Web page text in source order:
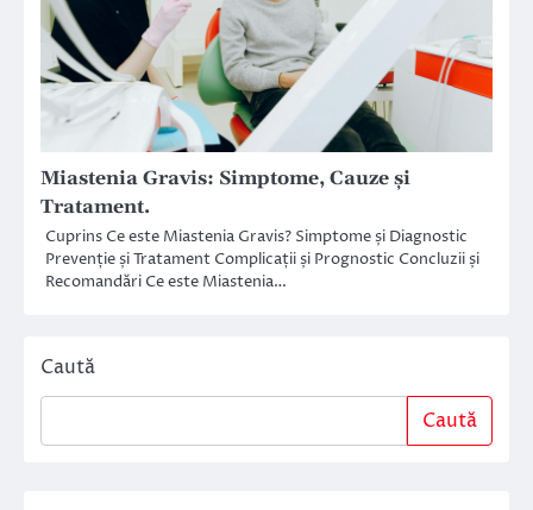
Miastenia Gravis: Simptome, Cauze și
Tratament.
Cuprins Ce este Miastenia Gravis? Simptome și Diagnostic
Prevenție și Tratament Complicații și Prognostic Concluzii și
Recomandări Ce este Miastenia…
Caută
Caută